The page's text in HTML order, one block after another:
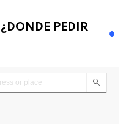
PEDIR